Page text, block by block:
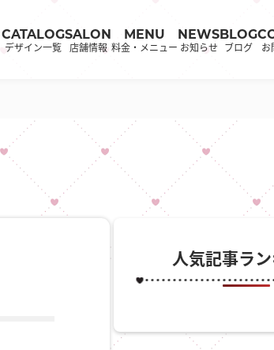
CATALOG
デザイン一覧
SALON
店舗情報
MENU
料金・メニュー
NEWS
お知らせ
BLOG
ブログ お
人気記事ラ